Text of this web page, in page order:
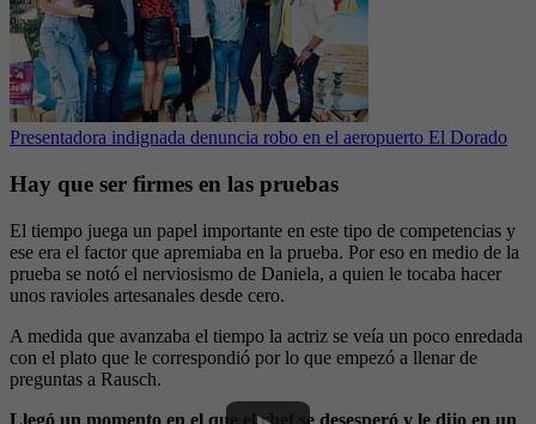
Presentadora indignada denuncia robo en el aeropuerto El Dorado
Hay que ser firmes en las pruebas
El tiempo juega un papel importante en este tipo de competencias y
ese era el factor que apremiaba en la prueba. Por eso en medio de la
prueba se notó el nerviosismo de Daniela, a quien le tocaba hacer
unos ravioles artesanales desde cero.
A medida que avanzaba el tiempo la actriz se veía un poco enredada
con el plato que le correspondió por lo que empezó a llenar de
preguntas a Rausch.
Llegó un momento en el que el chef se desesperó y le dijo en un